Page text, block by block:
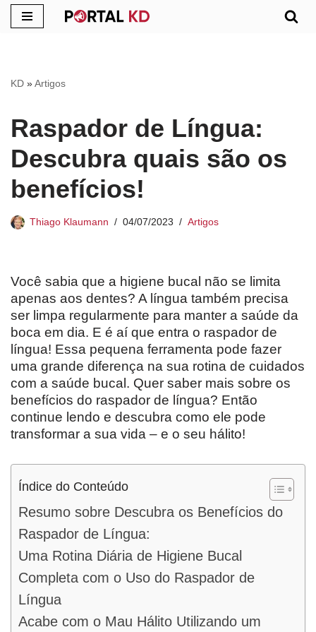
conteúdo
KD »Artigos
Raspador de Língua:
Descubra quais são os
benefícios!
Thiago Klaumann 04/07/2023 Artigos
Você sabia que a higiene bucal não se limita
apenas aos dentes? A língua também precisa
ser limpa regularmente para manter a saúde da
boca em dia. E é aí que entra o raspador de
língua! Essa pequena ferramenta pode fazer
uma grande diferença na sua rotina de cuidados
com a saúde bucal. Quer saber mais sobre os
benefícios do raspador de língua? Então
continue lendo e descubra como ele pode
transformar a sua vida – e o seu hálito!
Índice do Conteúdo
Resumo sobre Descubra os Benefícios do
Raspador de Língua:
Uma Rotina Diária de Higiene Bucal
Completa com o Uso do Raspador de
Língua
Acabe com o Mau Hálito Utilizando um